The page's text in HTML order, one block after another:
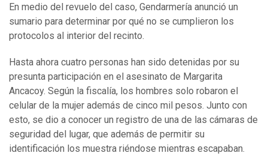
En medio del revuelo del caso, Gendarmería anunció un
sumario para determinar por qué no se cumplieron los
protocolos al interior del recinto.
Hasta ahora cuatro personas han sido detenidas por su
presunta participación en el asesinato de Margarita
Ancacoy. Según la fiscalía, los hombres solo robaron el
celular de la mujer además de cinco mil pesos. Junto con
esto, se dio a conocer un registro de una de las cámaras de
seguridad del lugar, que además de permitir su
identificación los muestra riéndose mientras escapaban.